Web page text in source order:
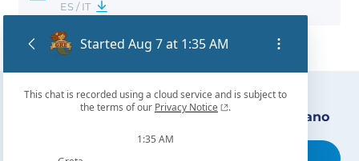
ES / IT
Encuentra nuestro distribuidor más cercano